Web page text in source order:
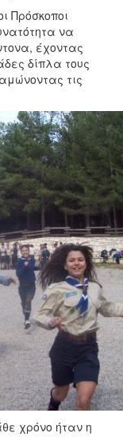
Πρόσκοποι
να
έχοντας
δίπλα τους
τις
χρόνο ήταν η